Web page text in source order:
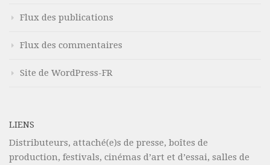
Flux des publications
Flux des commentaires
Site de WordPress-FR
LIENS
Distributeurs, attaché(e)s de presse, boîtes de
production, festivals, cinémas d’art et d’essai, salles de